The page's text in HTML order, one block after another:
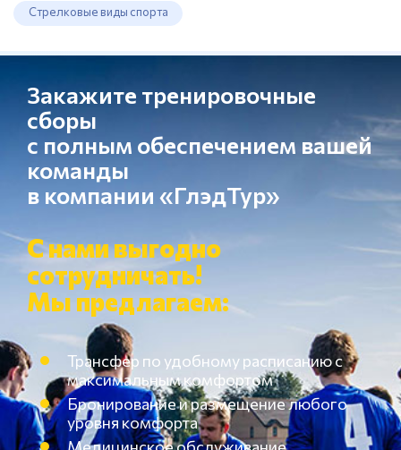
Стрелковые виды спорта
Закажите тренировочные
сборы
с полным обеспечением вашей
команды
в компании «ГлэдТур»
С нами выгодно
сотрудничать!
Мы предлагаем:
Трансфер по удобному расписанию с
максимальным комфортом
Бронирование и размещение любого
уровня комфорта